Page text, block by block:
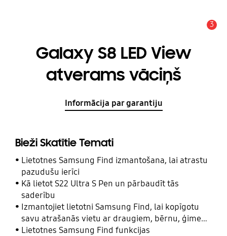
3
Galaxy S8 LED View
atverams vāciņš
Informācija par garantiju
Bieži Skatītie Temati
Lietotnes Samsung Find izmantošana, lai atrastu
pazudušu ierīci
Kā lietot S22 Ultra S Pen un pārbaudīt tās
saderību
Izmantojiet lietotni Samsung Find, lai kopīgotu
savu atrašanās vietu ar draugiem, bērnu, ģimeni
un citām kontaktpersonām
Lietotnes Samsung Find funkcijas